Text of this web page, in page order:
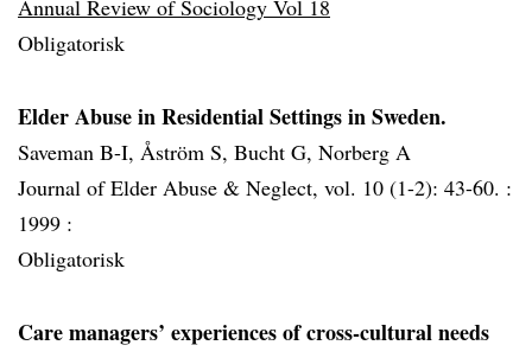
Annual Review of Sociology Vol 18
Obligatorisk
Elder Abuse in Residential Settings in Sweden.
Saveman B-I, Åström S, Bucht G, Norberg A
Journal of Elder Abuse & Neglect, vol. 10 (1-2): 43-60. :
1999 :
Obligatorisk
Care managers’ experiences of cross-cultural needs